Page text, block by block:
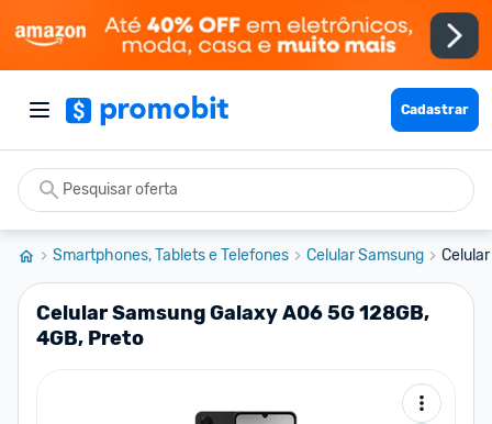
Cadastrar
Smartphones, Tablets e Telefones Celular Samsung
Celular Samsung Galaxy A06 5G 128GB,
4GB, Preto